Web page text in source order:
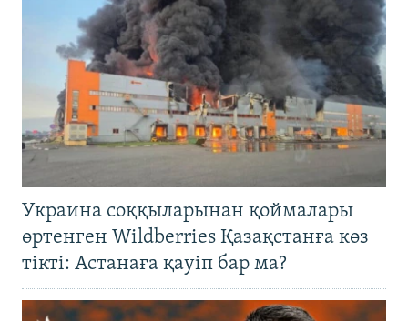
Украина соққыларынан қоймалары
өртенген Wildberries Қазақстанға көз
тікті: Астанаға қауіп бар ма?